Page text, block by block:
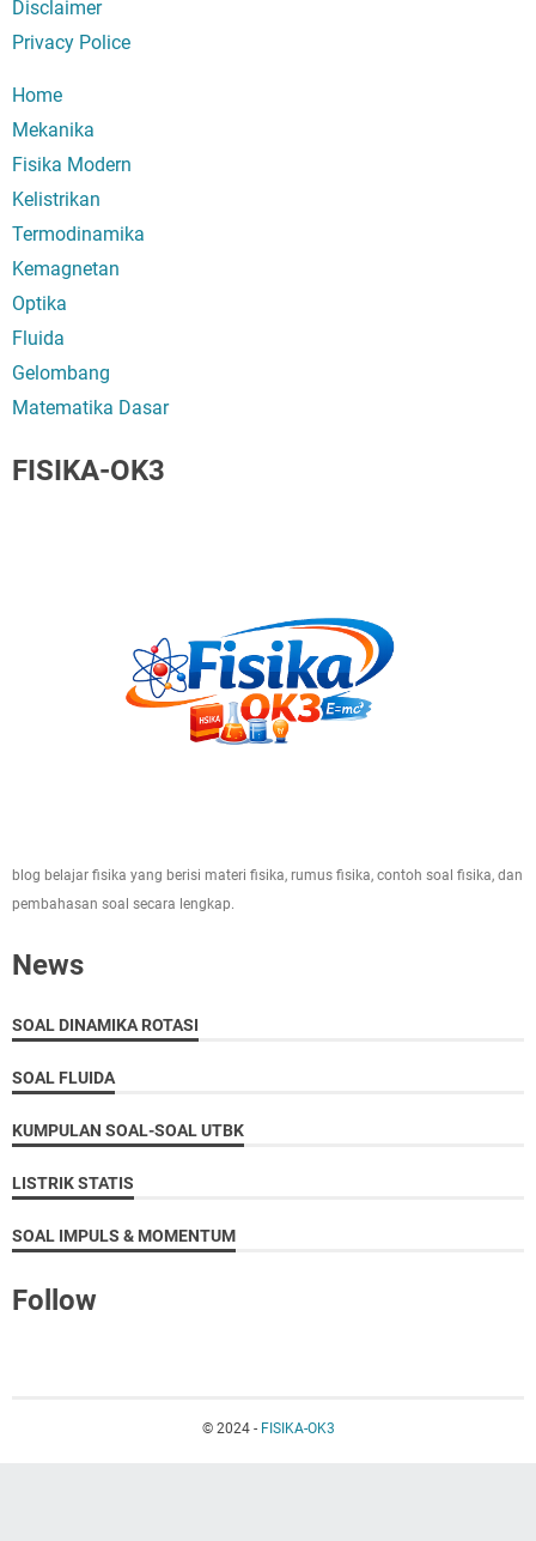
Disclaimer
Privacy Police
Home
Mekanika
Fisika Modern
Kelistrikan
Termodinamika
Kemagnetan
Optika
Fluida
Gelombang
Matematika Dasar
FISIKA-OK3
blog belajar fisika yang berisi materi fisika, rumus fisika, contoh soal fisika, dan
pembahasan soal secara lengkap.
News
SOAL DINAMIKA ROTASI
SOAL FLUIDA
KUMPULAN SOAL-SOAL UTBK
LISTRIK STATIS
SOAL IMPULS & MOMENTUM
Follow
© 2024 - FISIKA-OK3